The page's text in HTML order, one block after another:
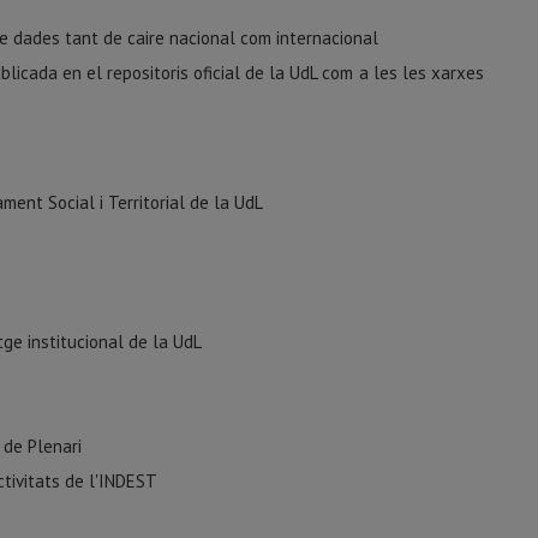
dades tant de caire nacional com internacional
en el repositoris oficial de la UdL com a les les xarxes
Social i Territorial de la UdL
institucional de la UdL
Plenari
de l'INDEST